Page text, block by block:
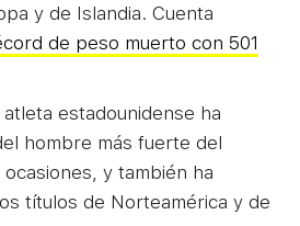
y de Islandia. Cuenta
de peso muerto con 501
estadounidense ha
hombre más fuerte del
y también ha
títulos de Norteamérica y de